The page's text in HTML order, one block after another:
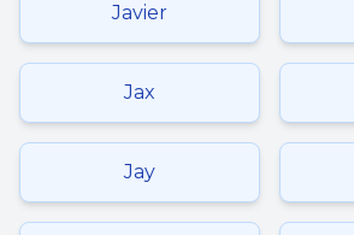
Javier
Jax
Jay